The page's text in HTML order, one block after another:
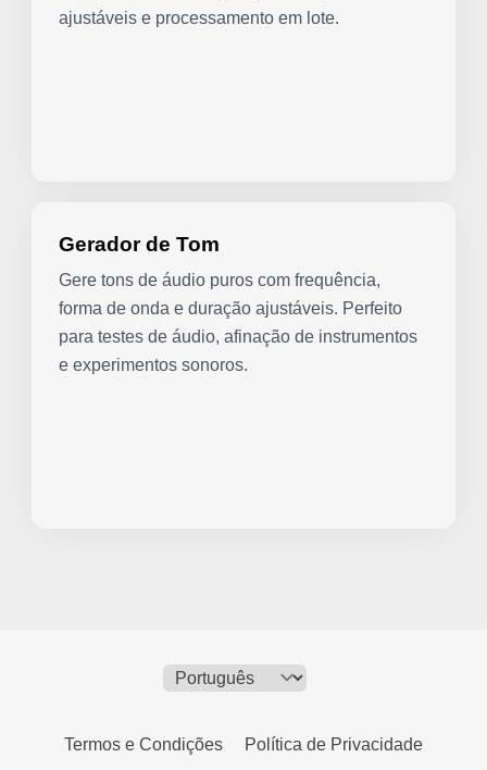
ajustáveis e processamento em lote.
Gerador de Tom
Gere tons de áudio puros com frequência,
forma de onda e duração ajustáveis. Perfeito
para testes de áudio, afinação de instrumentos
e experimentos sonoros.
Termos e Condições Política de Privacidade